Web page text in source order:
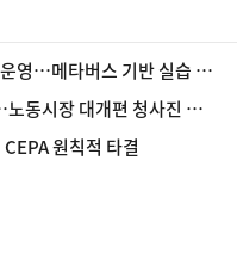
영…메타버스 기반 실습 도
동시장 대개편 청사진 공
원칙적 타결